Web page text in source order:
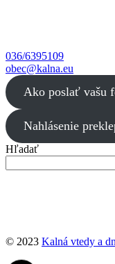
036/6395109
obec@kalna.eu
Ako poslať vašu
Nahlásenie
Hľadať
© 2023 Kalná vtedy a